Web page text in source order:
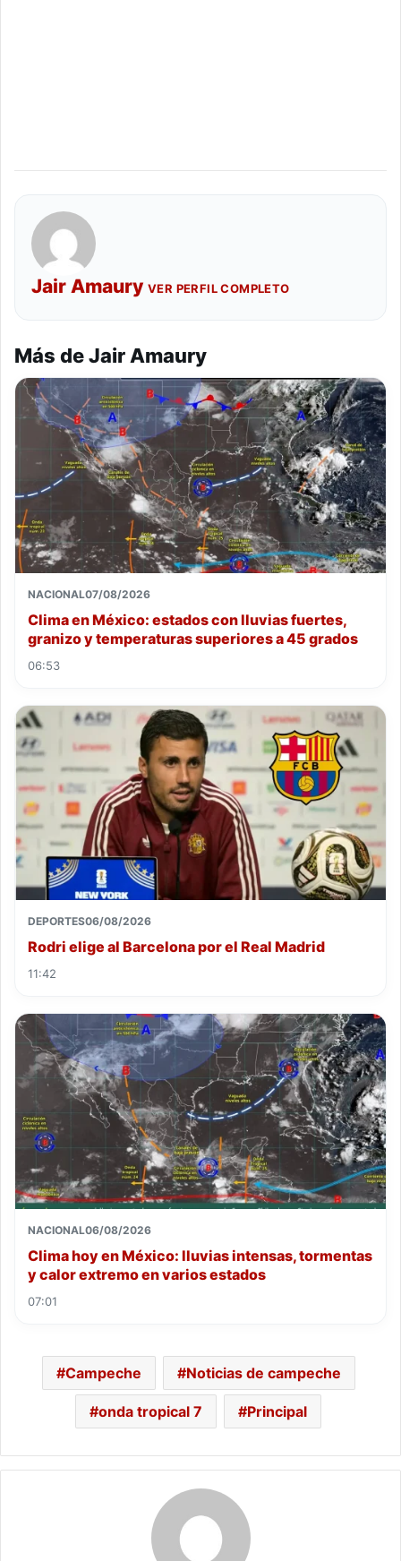
Jair Amaury VER PERFIL COMPLETO
Más de Jair Amaury
NACIONAL07/08/2026
Clima en México: estados con lluvias fuertes,
granizo y temperaturas superiores a 45 grados
06:53
DEPORTES06/08/2026
Rodri elige al Barcelona por el Real Madrid
11:42
NACIONAL06/08/2026
Clima hoy en México: lluvias intensas, tormentas
y calor extremo en varios estados
07:01
Campeche Noticias de campeche
onda tropical 7 Principal